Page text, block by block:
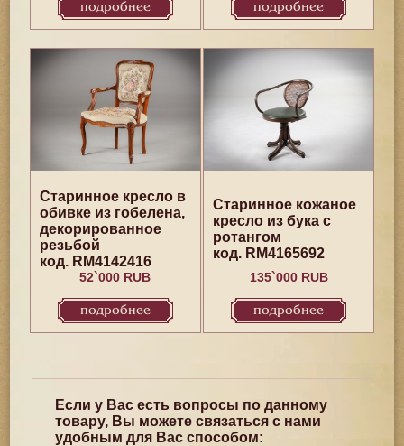
подробнее подробнее
Старинное кресло в
обивке из гобелена,
декорированное
резьбой
код. RM4142416
52`000 RUB
подробнее
Старинное кожаное
кресло из бука с
ротангом
код. RM4165692
135`000 RUB
подробнее
Если у Вас есть вопросы по данному
товару, Вы можете связаться с нами
удобным для Вас способом: